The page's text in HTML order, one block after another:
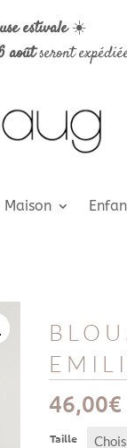
estivale☀️
aoûtseront
Maison
46,00€
Taille